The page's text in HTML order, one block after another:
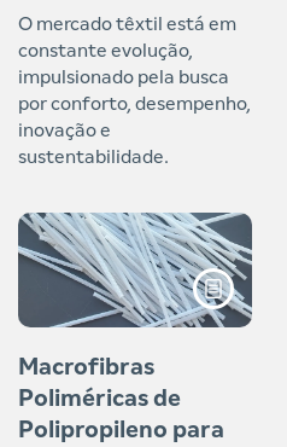
O mercado têxtil está em
constante evolução,
impulsionado pela busca
por conforto, desempenho,
inovação e
sustentabilidade.
Macrofibras
Poliméricas de
Polipropileno para